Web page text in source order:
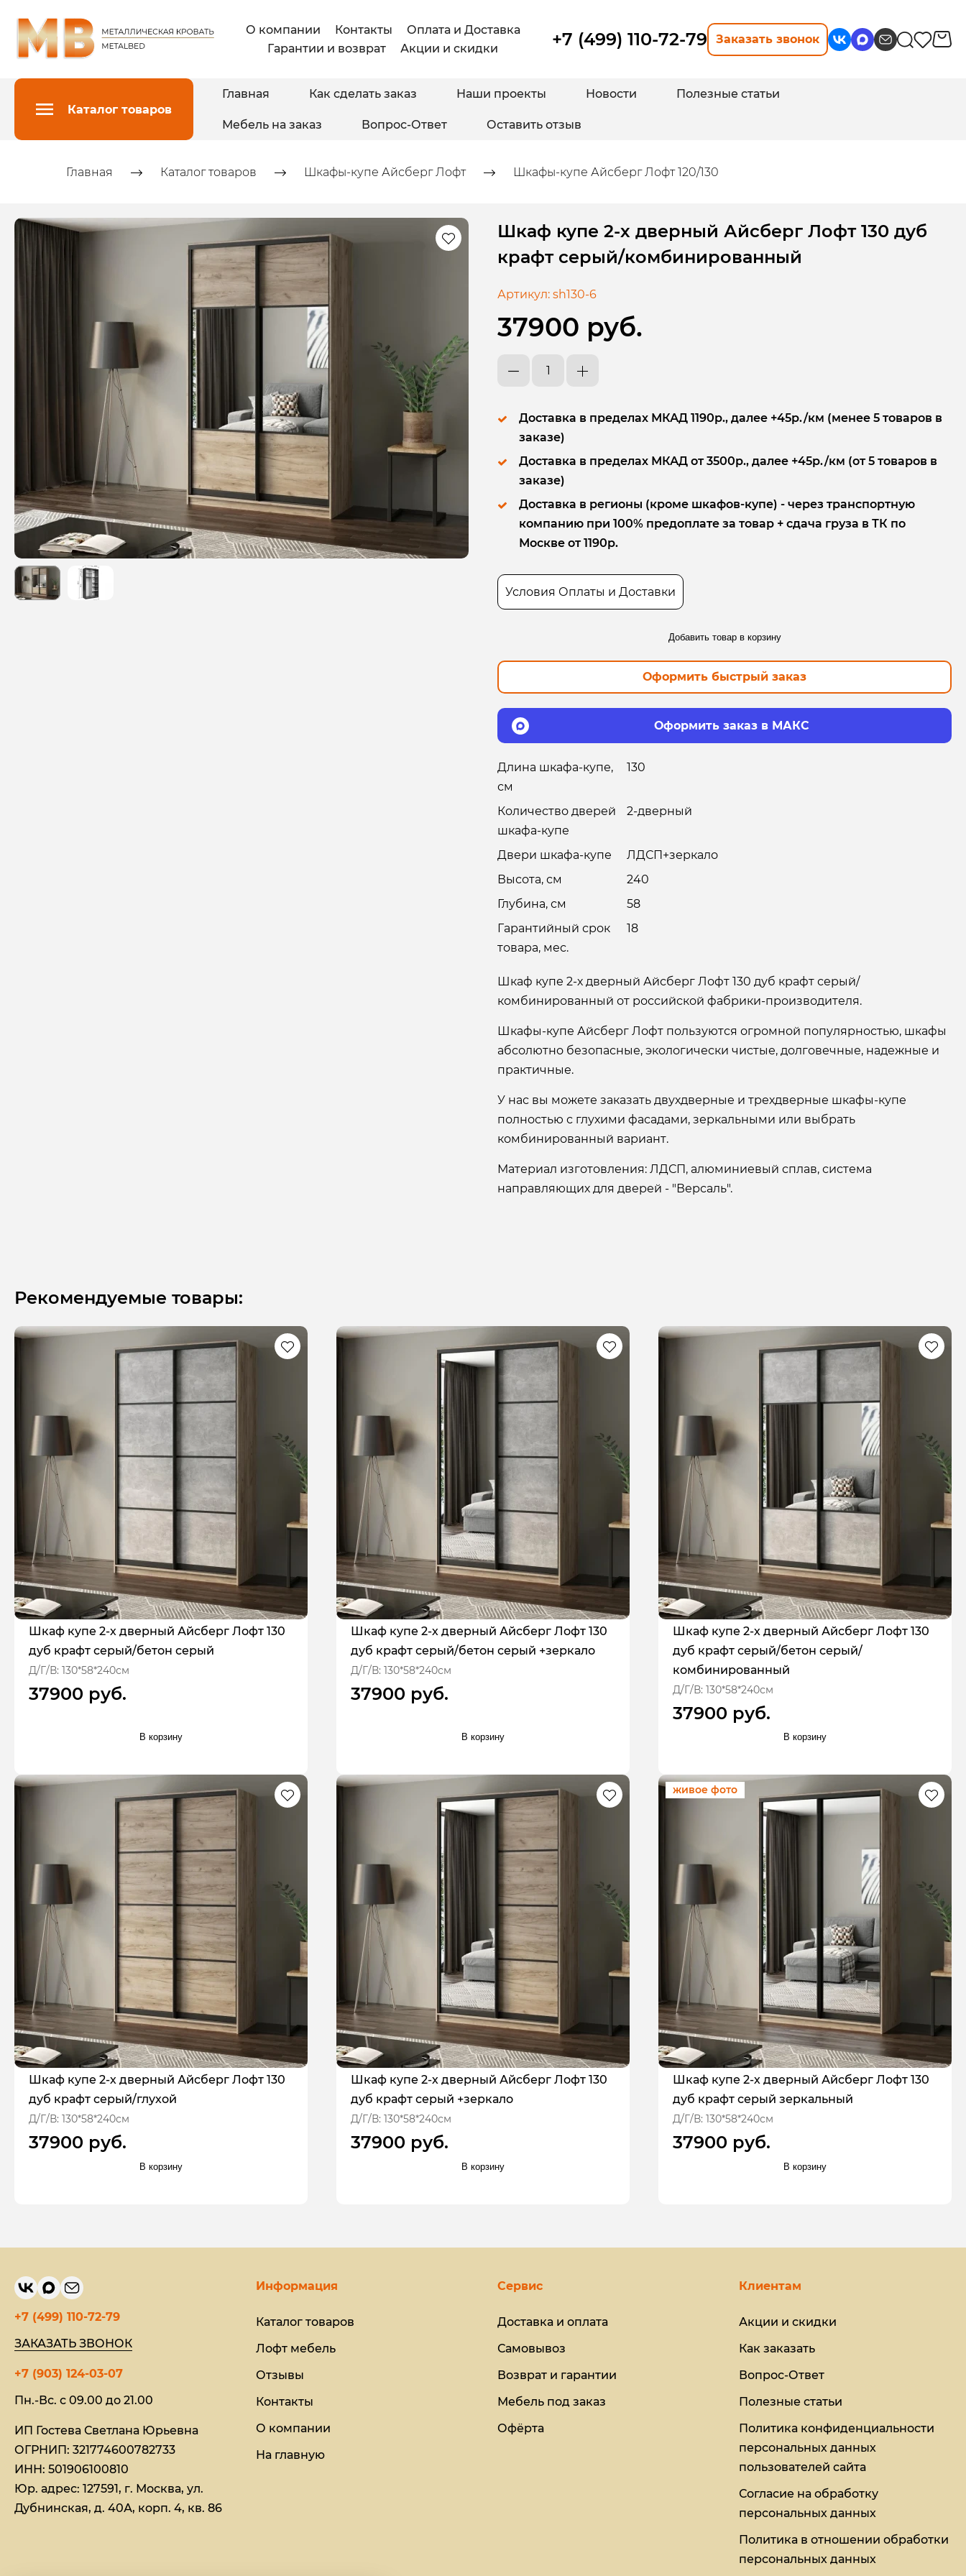
О компании Контакты
Оплата и Доставка
Гарантии и возврат
Акции и скидки +7 (499) 110-72-79 Заказать звонок
Каталог товаров
Главная Как сделать заказ Наши проекты Новости Полезные статьи
Мебель на заказ Вопрос-Ответ Оставить отзыв
Главная Каталог товаров Шкафы-купе Айсберг Лофт Шкафы-купе Айсберг Лофт 120/130
Шкаф купе 2-х дверный Айсберг Лофт 130 дуб
крафт серый/комбинированный
Артикул: sh130-6
37900 руб.
Доставка в пределах МКАД 1190р., далее +45р./км (менее 5 товаров в
заказе)
Доставка в пределах МКАД от 3500р., далее +45р./км (от 5 товаров в
заказе)
Доставка в регионы (кроме шкафов-купе) - через транспортную
компанию при 100% предоплате за товар + сдача груза в ТК по
Москве от 1190р.
Условия Оплаты и Доставки
Добавить товар в корзину
Оформить быстрый заказ
Оформить заказ в МАКС
Длина шкафа-купе,
см
130
Количество дверей
шкафа-купе
2-дверный
Двери шкафа-купе
ЛДСП+зеркало
Высота, см
240
Глубина, см
58
Гарантийный срок
товара, мес.
18
Шкаф купе 2-х дверный Айсберг Лофт 130 дуб крафт серый/
комбинированный от российской фабрики-производителя.
Шкафы-купе Айсберг Лофт пользуются огромной популярностью, шкафы
абсолютно безопасные, экологически чистые, долговечные, надежные и
практичные.
У нас вы можете заказать двухдверные и трехдверные шкафы-купе
полностью с глухими фасадами, зеркальными или выбрать
комбинированный вариант.
Материал изготовления: ЛДСП, алюминиевый сплав, система
направляющих для дверей - "Версаль".
Рекомендуемые товары:
Шкаф купе 2-х дверный Айсберг Лофт 130
дуб крафт серый/бетон серый
Д/Г/В: 130*58*240см
37900 руб.
В корзину
Шкаф купе 2-х дверный Айсберг Лофт 130
дуб крафт серый/бетон серый +зеркало
Д/Г/В: 130*58*240см
37900 руб.
В корзину
Шкаф купе 2-х дверный Айсберг Лофт 130
дуб крафт серый/бетон серый/
комбинированный
Д/Г/В: 130*58*240см
37900 руб.
В корзину
Шкаф купе 2-х дверный Айсберг Лофт 130
дуб крафт серый/глухой
Д/Г/В: 130*58*240см
37900 руб.
В корзину
Шкаф купе 2-х дверный Айсберг Лофт 130
дуб крафт серый +зеркало
Д/Г/В: 130*58*240см
37900 руб.
В корзину
живое фото
Шкаф купе 2-х дверный Айсберг Лофт 130
дуб крафт серый зеркальный
Д/Г/В: 130*58*240см
37900 руб.
В корзину
+7 (499) 110-72-79
ЗАКАЗАТЬ ЗВОНОК
+7 (903) 124-03-07
Пн.-Вс. с 09.00 до 21.00
ИП Гостева Светлана Юрьевна​
ОГРНИП: 321774600782733
ИНН: 501906100810
Юр. адрес: 127591, г. Москва, ул.
Дубнинская, д. 40А, корп. 4, кв. 86
Информация
Каталог товаров
Лофт мебель
Отзывы
Контакты
О компании
На главную
Сервис
Доставка и оплата
Самовывоз
Возврат и гарантии
Мебель под заказ
Офёрта
Клиентам
Акции и скидки
Как заказать
Вопрос-Ответ
Полезные статьи
Политика конфиденциальности
персональных данных
пользователей сайта
Согласие на обработку
персональных данных
Политика в отношении обработки
персональных данных